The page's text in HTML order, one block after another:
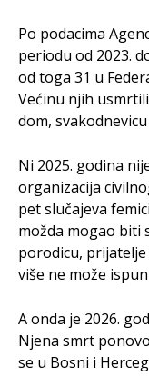
Po podacima
periodu od 2023.
od toga 31 u
Većinu njih
dom,
Ni 2025. godina
organizacija
pet slučajeva
možda mogao biti
porodicu,
više ne može
A onda je 2026.
Njena smrt
se u Bosni i